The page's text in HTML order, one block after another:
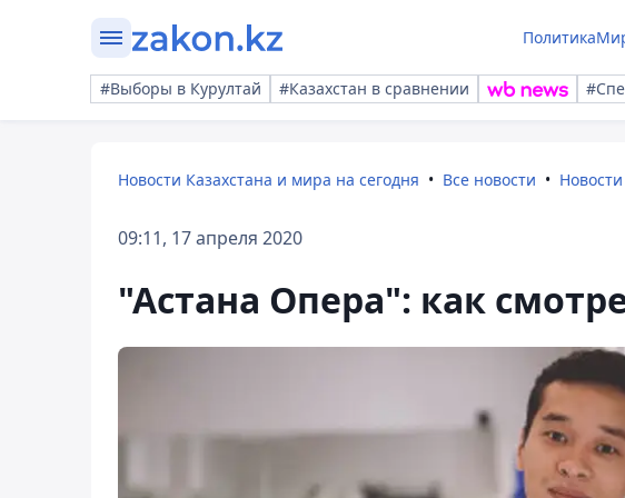
Политика
#Выборы в Курултай #Казахстан в сравнении
Новости Казахстана и мира на сегодня Все новости
09:11, 17 апреля 2020
"Астана Опера": как